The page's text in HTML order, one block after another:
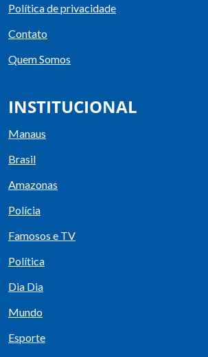
Política de privacidade
Contato
Quem Somos
INSTITUCIONAL
Manaus
Brasil
Amazonas
Polícia
Famosos e TV
Política
Dia Dia
Mundo
Esporte